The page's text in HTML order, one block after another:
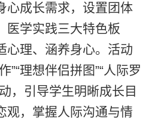
心成长需求，设置团体
医学实践三大特色板
心理、涵养身心。活动
”“理想伴侣拼图”“人际罗
，引导学生明晰成长目
观，掌握人际沟通与情